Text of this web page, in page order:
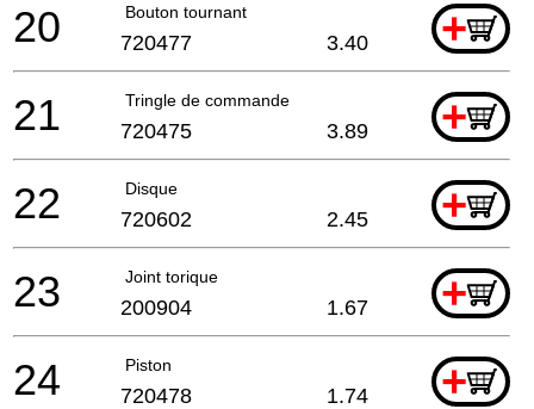
Bouton tournant +
20 720477 3.40
Tringle de commande +
21 720475 3.89
Disque +
22 720602 2.45
Joint torique +
23 200904 1.67
Piston +
24 720478 1.74